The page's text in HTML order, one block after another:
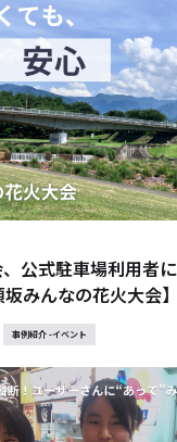
公式駐車場利用者
みんなの花火大会】
事例紹介 -イベント